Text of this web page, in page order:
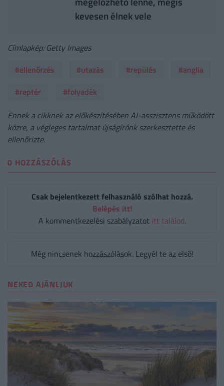
kevesen élnek vele
Címlapkép: Getty Images
#ellenőrzés
#utazás #repülés
#anglia
#reptér
#folyadék
Ennek a cikknek az előkészítésében AI-asszisztens működött
közre, a végleges tartalmat újságírónk szerkesztette és
ellenőrizte.
0 HOZZÁSZÓLÁS
Csak bejelentkezett felhasználó szólhat hozzá.
Belépés itt!
A kommentkezelési szabályzatot itt találod.
Még nincsenek hozzászólások. Legyél te az első!
NEKED AJÁNLJUK